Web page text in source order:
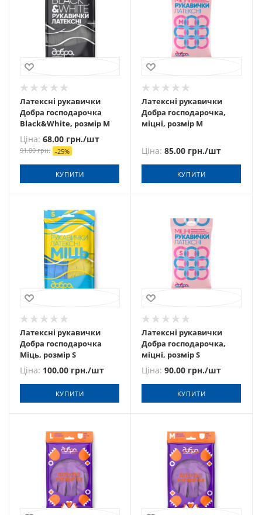
Латексні рукавички
Добра господарочка
Black&White, розмір М
Ціна: 68.00 грн./шт
91.00грн. -25%
КУПИТИ
Латексні рукавички
Добра господарочка,
міцні, розмір М
Ціна: 85.00 грн./шт
КУПИТИ
Латексні рукавички
Добра господарочка
Міць, розмір S
Ціна: 100.00 грн./шт
КУПИТИ
Латексні рукавички
Добра господарочка,
міцні, розмір S
Ціна: 90.00 грн./шт
КУПИТИ